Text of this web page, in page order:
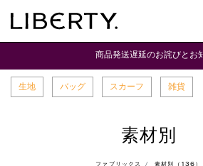
商品発送遅延のお詫びとお
生地 バッグ スカーフ 雑貨
素材別
ファブリックス 素材別（136）